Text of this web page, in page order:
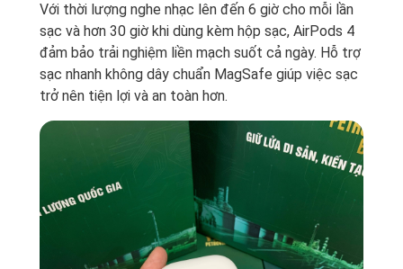
Với thời lượng nghe nhạc lên đến 6 giờ cho mỗi lần
sạc và hơn 30 giờ khi dùng kèm hộp sạc, AirPods 4
đảm bảo trải nghiệm liền mạch suốt cả ngày. Hỗ trợ
sạc nhanh không dây chuẩn MagSafe giúp việc sạc
trở nên tiện lợi và an toàn hơn.